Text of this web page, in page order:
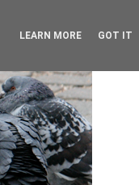
LEARN MORE GOT IT